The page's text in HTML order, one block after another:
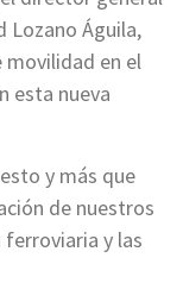
Lozano Águila,
en el
esta nueva
y más que
de nuestros
y las